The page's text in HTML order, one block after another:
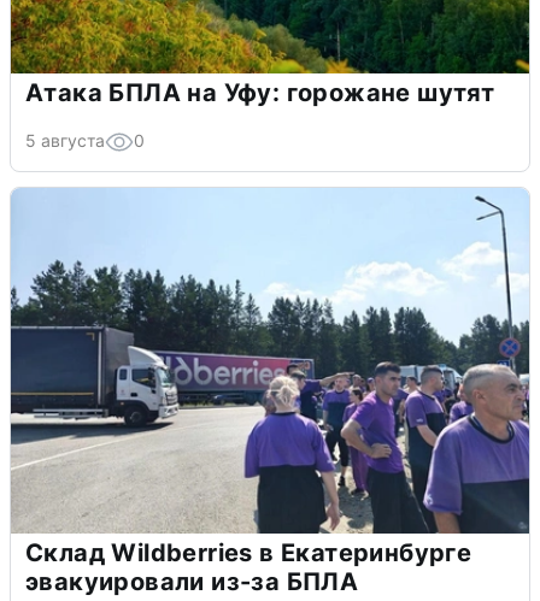
Атака БПЛА на Уфу: горожане шутят
5 августа 0
Склад Wildberries в Екатеринбурге
эвакуировали из-за БПЛА